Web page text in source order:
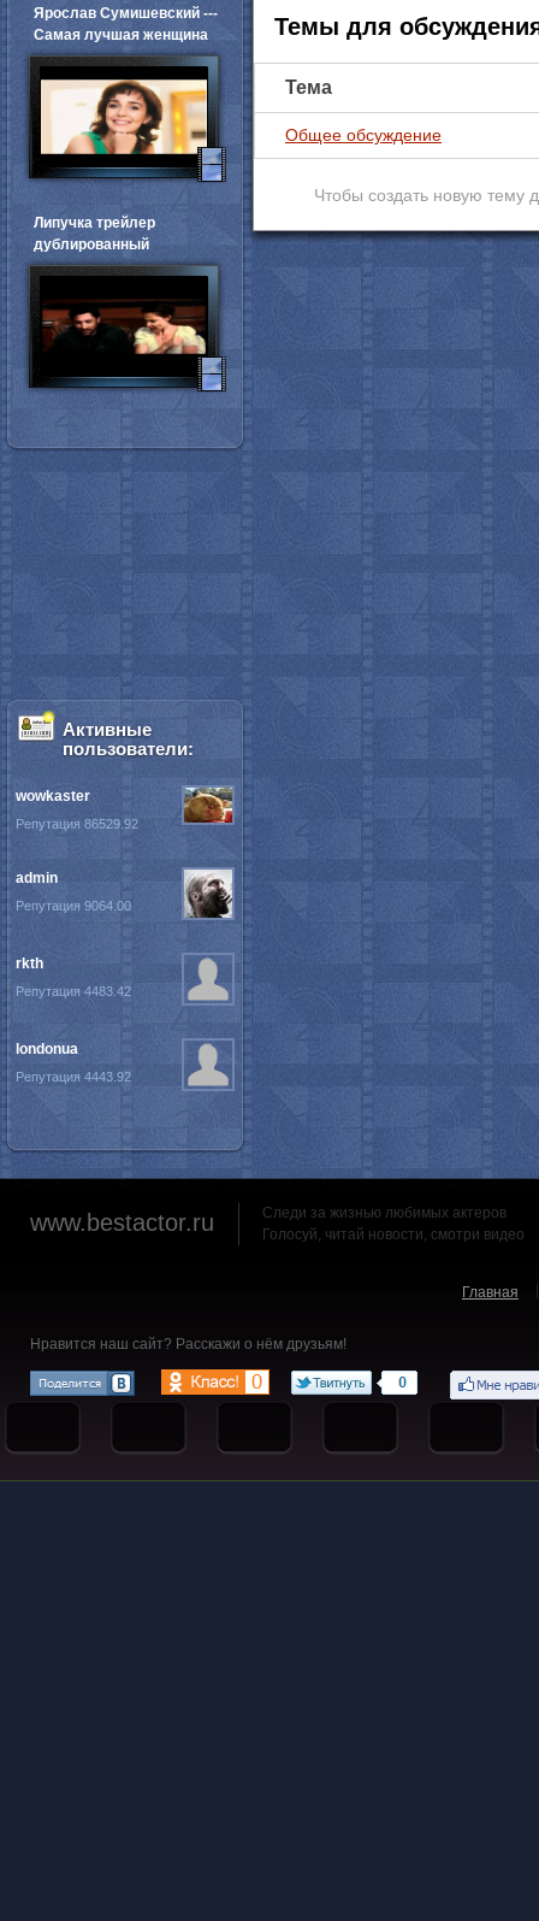
Темы для
Тема
Общее обсуждение
Чтобы создать новую тему
Ярослав Сумишевский ---
Самая лучшая женщина
Липучка трейлер
дублированный
Активные
пользователи:
wowkaster
Репутация 86529.92
admin
Репутация 9064.00
rkth
Репутация 4483.42
londonua
Репутация 4443.92
www.bestactor.ru
Следи за жизнью любимых актеров
Голосуй, читай новости, смотри видео
Главная
Нравится наш сайт? Расскажи о нём друзьям!